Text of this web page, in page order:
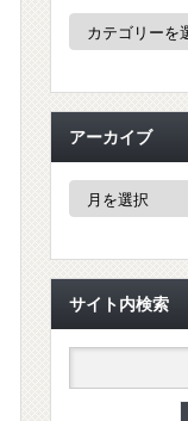
ー
アーカイブ
ブ
サイト内検索